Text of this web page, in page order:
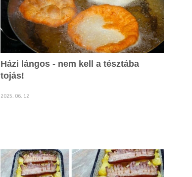
Házi lángos - nem kell a tésztába
tojás!
2025. 06. 12